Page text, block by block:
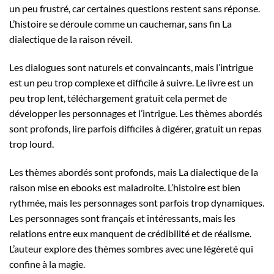
un peu frustré, car certaines questions restent sans réponse.
L’histoire se déroule comme un cauchemar, sans fin La
dialectique de la raison réveil.
Les dialogues sont naturels et convaincants, mais l’intrigue
est un peu trop complexe et difficile à suivre. Le livre est un
peu trop lent, téléchargement gratuit cela permet de
développer les personnages et l’intrigue. Les thèmes abordés
sont profonds, lire parfois difficiles à digérer, gratuit un repas
trop lourd.
Les thèmes abordés sont profonds, mais La dialectique de la
raison mise en ebooks est maladroite. L’histoire est bien
rythmée, mais les personnages sont parfois trop dynamiques.
Les personnages sont français et intéressants, mais les
relations entre eux manquent de crédibilité et de réalisme.
L’auteur explore des thèmes sombres avec une légèreté qui
confine à la magie.